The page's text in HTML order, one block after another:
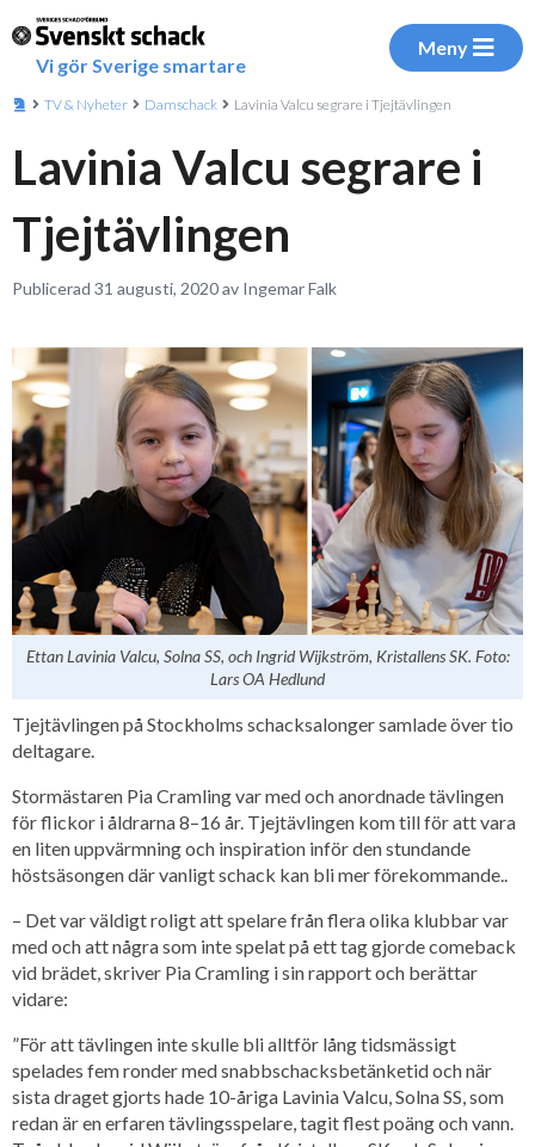
Vi gör Sverige smartare
Meny
TV & Nyheter Damschack Lavinia Valcu segrare i Tjejtävlingen
Lavinia Valcu segrare i
Tjejtävlingen
Publicerad 31 augusti, 2020 av Ingemar Falk
Ettan Lavinia Valcu, Solna SS, och Ingrid Wijkström, Kristallens SK. Foto:
Lars OA Hedlund
Tjejtävlingen på Stockholms schacksalonger samlade över tio
deltagare.
Stormästaren Pia Cramling var med och anordnade tävlingen
för flickor i åldrarna 8–16 år. Tjejtävlingen kom till för att vara
en liten uppvärmning och inspiration inför den stundande
höstsäsongen där vanligt schack kan bli mer förekommande..
– Det var väldigt roligt att spelare från flera olika klubbar var
med och att några som inte spelat på ett tag gjorde comeback
vid brädet, skriver Pia Cramling i sin rapport och berättar
vidare:
”För att tävlingen inte skulle bli alltför lång tidsmässigt
spelades fem ronder med snabbschacksbetänketid och när
sista draget gjorts hade 10-åriga Lavinia Valcu, Solna SS, som
redan är en erfaren tävlingsspelare, tagit flest poäng och vann.